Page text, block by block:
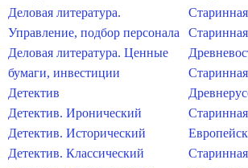
Деловая литература.
Управление, подбор персонала
Деловая литература. Ценные
бумаги, инвестиции
Детектив
Детектив. Иронический
Детектив. Исторический
Детектив. Классический